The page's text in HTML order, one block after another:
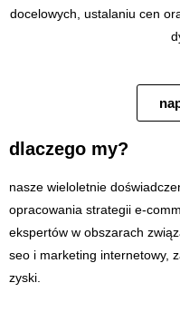
docelowych, ustalaniu cen
dlaczego my?
nasze wieloletnie
opracowania strategii e-
ekspertów w obszarach
seo i marketing internetowy,
zyski.